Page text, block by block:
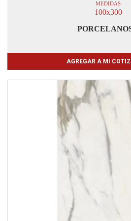
MEDIDAS
100x300
AGREGAR A MI